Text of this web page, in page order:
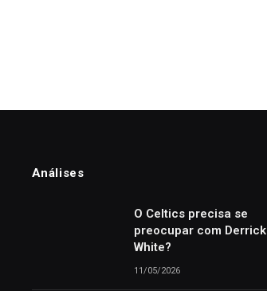
Análises
O Celtics precisa se
preocupar com Derrick
White?
11/05/2026